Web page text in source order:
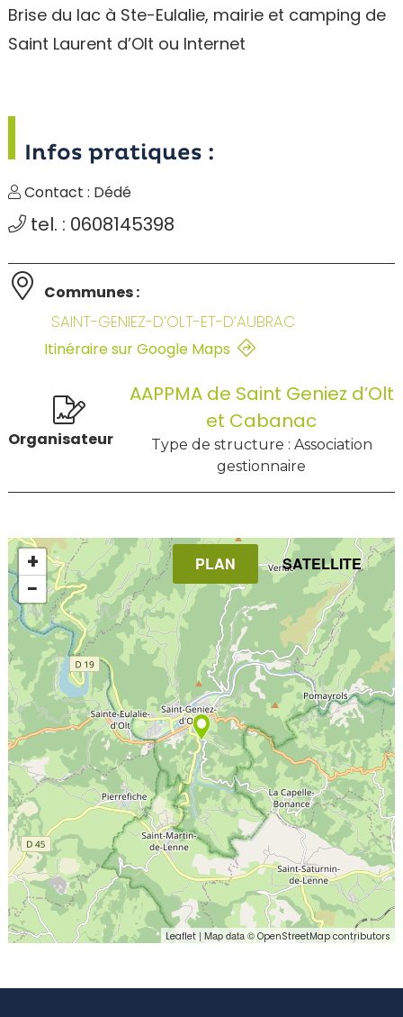
Brise du lac à Ste-Eulalie, mairie et camping de
Saint Laurent d’Olt ou Internet
Infos pratiques :
Contact : Dédé
tel. : 0608145398
Communes :
SAINT-GENIEZ-D’OLT-ET-D’AUBRAC
Itinéraire sur Google Maps
Organisateur
AAPPMA de Saint Geniez d’Olt
et Cabanac
Type de structure : Association
gestionnaire
+
−
PLAN SATELLITE
Leaflet | Map data ©OpenStreetMap contributors